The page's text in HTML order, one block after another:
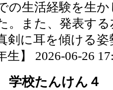
の生活経験を生
。また、発表す
剣に耳を傾ける
生】 2026-06-26
学校たんけん４